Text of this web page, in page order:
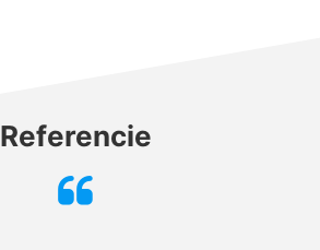
Referencie